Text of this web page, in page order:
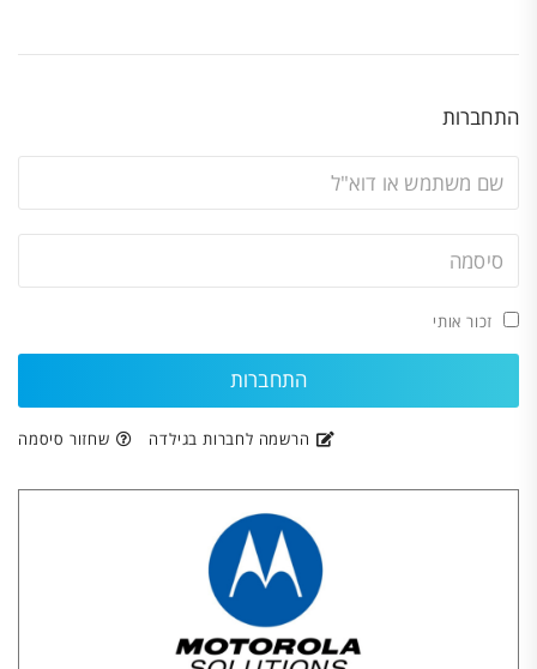
התחברות
זכור אותי
הרשמה לחברות בגילדה שחזור סיסמה